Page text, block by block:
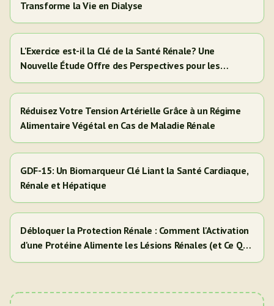
Transforme la Vie en Dialyse
L'Exercice est-il la Clé de la Santé Rénale? Une
Nouvelle Étude Offre des Perspectives pour les
Adultes Hispaniques/Latinos
Réduisez Votre Tension Artérielle Grâce à un Régime
Alimentaire Végétal en Cas de Maladie Rénale
GDF-15: Un Biomarqueur Clé Liant la Santé Cardiaque,
Rénale et Hépatique
Débloquer la Protection Rénale : Comment l'Activation
d'une Protéine Alimente les Lésions Rénales (et Ce Que
Cela Signifie Pour Vous)